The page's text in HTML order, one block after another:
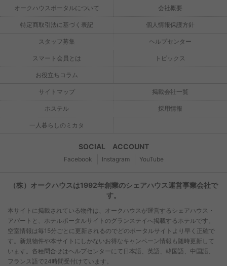
オークハウスポータルについて 会社概要
特定商取引法に基づく表記 個人情報保護方針
スタッフ募集 ヘルプセンター
スマート会員とは トピックス
お役立ちコラム
サイトマップ 掲載会社一覧
ホステル 採用情報
一人暮らしのミカタ
SOCIAL ACCOUNT
Facebook Instagram YouTube
（株）オークハウスは1992年創業のシェアハウス運営事業会社で
す。
本サイトに掲載されている物件は、オークハウスが運営するシェアハウス・
アパートと、ホテルポータルサイトのグランステイへ掲載するホテルです。
空室情報は毎15分ごとに更新されるのでどのポータルサイトより早く正確で
す。新規物件や本サイトにしかないお得なキャンペーン情報も随時更新して
います。各種問合せはヘルプセンターにて日本語、英語、韓国語、中国語、
フランス語で24時間受付けています。